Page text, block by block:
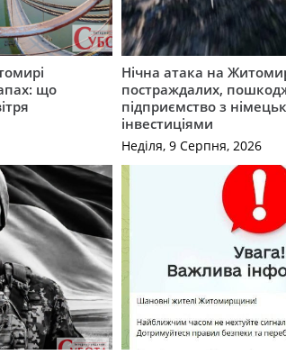
що
Нічна атака на
постраждалих,
підприємство з
інвестиціями
Неділя, 9 Серпня, 2026